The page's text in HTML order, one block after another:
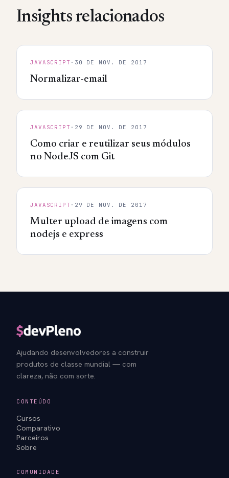
Insights relacionados
JAVASCRIPT · 30 DE NOV. DE 2017
Normalizar-email
JAVASCRIPT · 29 DE NOV. DE 2017
Como criar e reutilizar seus módulos
no NodeJS com Git
JAVASCRIPT · 29 DE NOV. DE 2017
Multer upload de imagens com
nodejs e express
Ajudando desenvolvedores a construir
produtos de classe mundial — com
clareza, não com sorte.
CONTEÚDO
Cursos
Comparativo
Parceiros
Sobre
COMUNIDADE